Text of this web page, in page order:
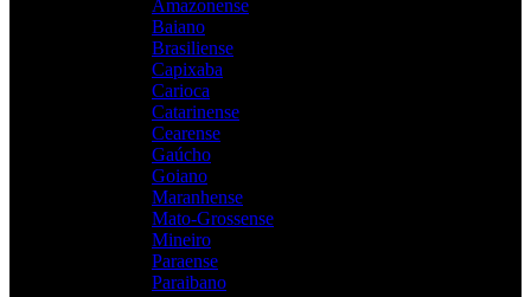
Amazonense
Baiano
Brasiliense
Capixaba
Carioca
Catarinense
Cearense
Gaúcho
Goiano
Maranhense
Mato-Grossense
Mineiro
Paraense
Paraibano